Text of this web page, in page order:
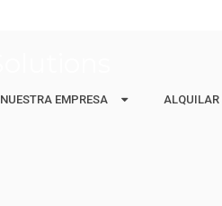
NUESTRA EMPRESA
NUESTRA EMPRESA ALQUILAR
ALQUILAR